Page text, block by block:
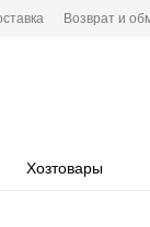
Возврат и
Хозтовары